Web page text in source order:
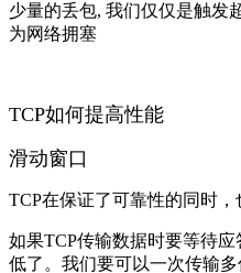
少量的丢包, 我们仅仅是触发
为网络拥塞
TCP如何提高性能
滑动窗口
TCP在保证了可靠性的同时，
如果TCP传输数据时要等待
低了。我们要可以一次传输多